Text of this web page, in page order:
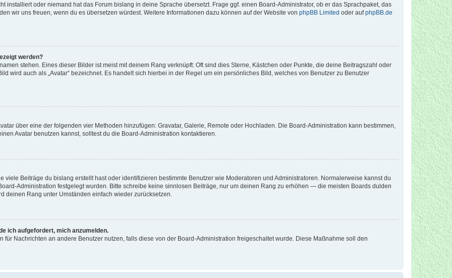
installiert oder niemand hat das Forum bislang in deine Sprache übersetzt. Frage ggf. einen Board-Administrator, ob er das Sprachpaket, das
wir uns freuen, wenn du es übersetzen würdest. Weitere Informationen dazu können auf der Website von phpBB Limited oder aufphpBB.de
werden?
stehen. Eines dieser Bilder ist meist mit deinem Rang verknüpft: Oft sind dies Sterne, Kästchen oder Punkte, die deine Beitragszahl oder
wird auch als „Avatar“ bezeichnet. Es handelt sich hierbei in der Regel um ein persönliches Bild, welches von Benutzer zu Benutzer
über eine der folgenden vier Methoden hinzufügen: Gravatar, Galerie, Remote oder Hochladen. Die Board-Administration kann bestimmen,
Avatar benutzen kannst, solltest du die Board-Administration kontaktieren.
Beiträge du bislang erstellt hast oder identifizieren bestimmte Benutzer wie Moderatoren und Administratoren. Normalerweise kannst du
Administration festgelegt wurden. Bitte schreibe keine sinnlosen Beiträge, nur um deinen Rang zu erhöhen — die meisten Boards dulden
deinen Rang unter Umständen einfach wieder zurücksetzen.
ich aufgefordert, mich anzumelden.
Nachrichten an andere Benutzer nutzen, falls diese von der Board-Administration freigeschaltet wurde. Diese Maßnahme soll den